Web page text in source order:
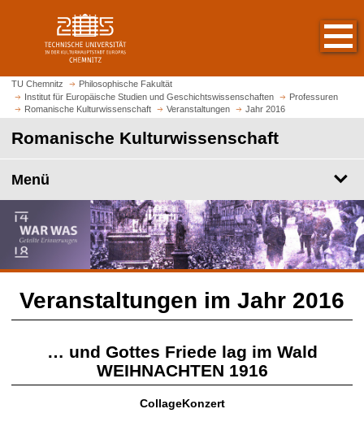
e
m
t
s
e
i
a
f
r
u
f
e
n
TU Chemnitz
Philosophische Fakultät
Institut für Europäische Studien und Geschichtswissenschaften
Professuren
Romanische Kulturwissenschaft
Veranstaltungen Jahr 2016
Romanische Kulturwissenschaft
Menü
Veranstaltungen im Jahr 2016
… und Gottes Friede lag im Wald
WEIHNACHTEN 1916
CollageKonzert